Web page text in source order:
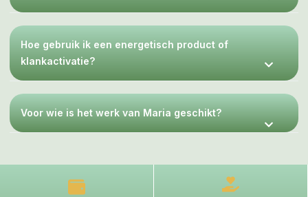
Hoe gebruik ik een energetisch product of
klankactivatie?
Voor wie is het werk van Maria geschikt?